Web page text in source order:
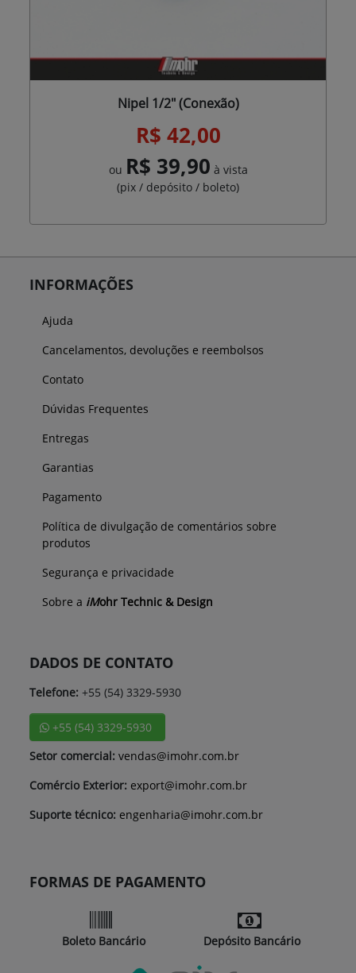
Nipel 1/2" (Conexão)
R$ 42,00
ou R$ 39,90 à vista
(pix / depósito / boleto)
INFORMAÇÕES
Ajuda
Cancelamentos, devoluções e reembolsos
Contato
Dúvidas Frequentes
Entregas
Garantias
Pagamento
Política de divulgação de comentários sobre
produtos
Segurança e privacidade
Sobre a iMohr Technic & Design
DADOS DE CONTATO
Telefone: +55 (54) 3329-5930
+55 (54) 3329-5930
Setor comercial: vendas@imohr.com.br
Comércio Exterior: export@imohr.com.br
Suporte técnico: engenharia@imohr.com.br
FORMAS DE PAGAMENTO
Boleto Bancário Depósito Bancário